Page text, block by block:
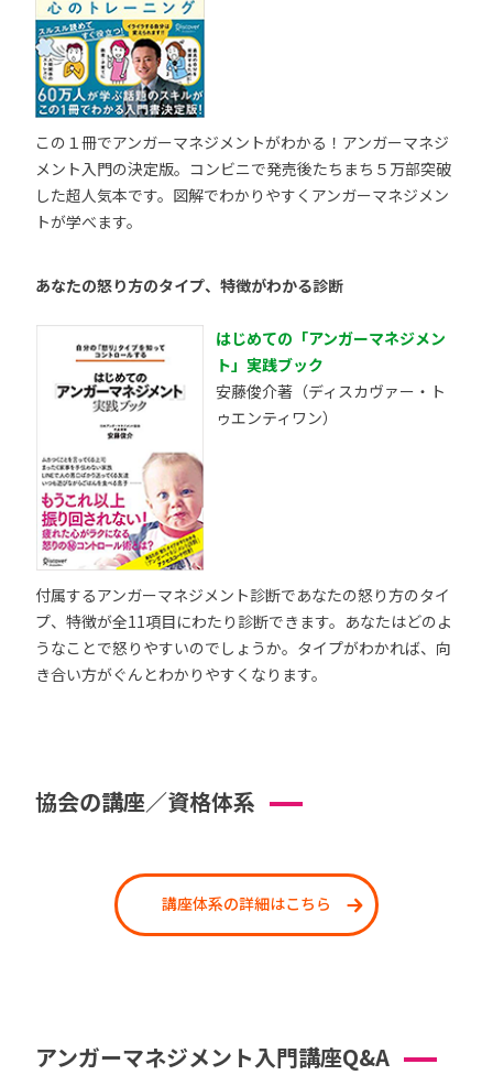
この１冊でアンガーマネジメントがわかる！アンガーマネジ
メント入門の決定版。コンビニで発売後たちまち５万部突破
した超人気本です。図解でわかりやすくアンガーマネジメン
トが学べます。
あなたの怒り方のタイプ、特徴がわかる診断
はじめての「アンガーマネジメン
ト」実践ブック
安藤俊介著（ディスカヴァー・ト
ゥエンティワン）
付属するアンガーマネジメント診断であなたの怒り方のタイ
プ、特徴が全11項目にわたり診断できます。あなたはどのよ
うなことで怒りやすいのでしょうか。タイプがわかれば、向
き合い方がぐんとわかりやすくなります。
協会の講座／資格体系
講座体系の詳細はこちら
アンガーマネジメント入門講座Q&A